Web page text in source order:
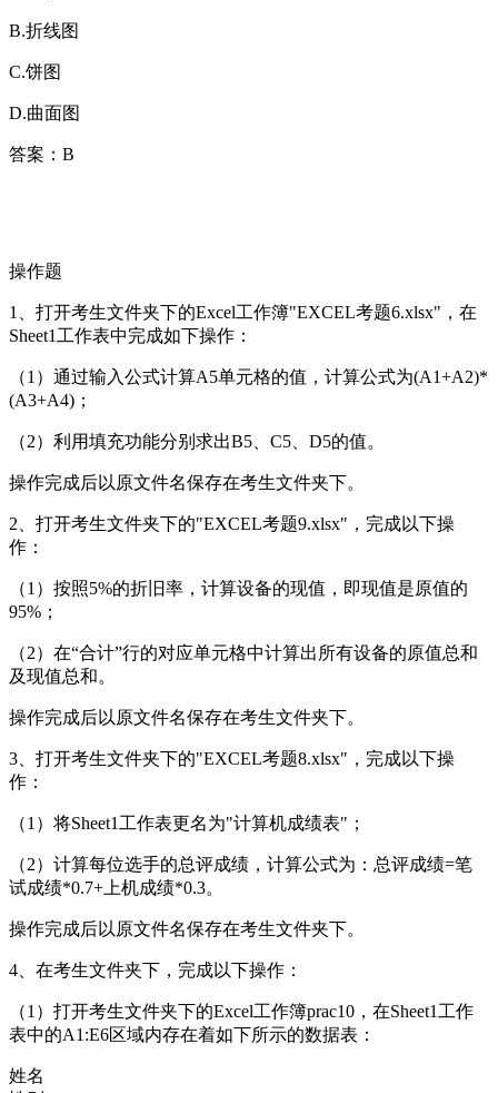
B.折线图
C.饼图
D.曲面图
答案：B
操作题
1、打开考生文件夹下的Excel工作簿"EXCEL考题6.xlsx"，在
Sheet1工作表中完成如下操作：
（1）通过输入公式计算A5单元格的值，计算公式为(A1+A2)*
(A3+A4)；
（2）利用填充功能分别求出B5、C5、D5的值。
操作完成后以原文件名保存在考生文件夹下。
2、打开考生文件夹下的"EXCEL考题9.xlsx"，完成以下操
作：
（1）按照5%的折旧率，计算设备的现值，即现值是原值的
95%；
（2）在“合计”行的对应单元格中计算出所有设备的原值总和
及现值总和。
操作完成后以原文件名保存在考生文件夹下。
3、打开考生文件夹下的"EXCEL考题8.xlsx"，完成以下操
作：
（1）将Sheet1工作表更名为"计算机成绩表"；
（2）计算每位选手的总评成绩，计算公式为：总评成绩=笔
试成绩*0.7+上机成绩*0.3。
操作完成后以原文件名保存在考生文件夹下。
4、在考生文件夹下，完成以下操作：
（1）打开考生文件夹下的Excel工作簿prac10，在Sheet1工作
表中的A1:E6区域内存在着如下所示的数据表：
姓名